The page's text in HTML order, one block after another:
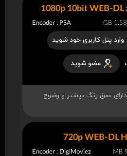
وارد پنل کاربری خود شوید
عضو شوید
1080p 10bit WEB-DL
Encoder : PSA 1.58 GB
نسخه های 10bit دارای عمق رنگ بیشتر و وضوح
720p WEB-DL
Encoder : DigiMoviez